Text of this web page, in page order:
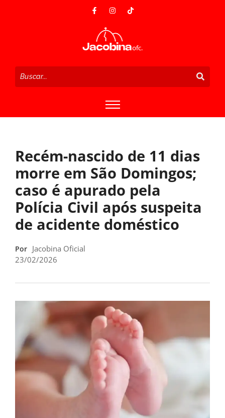
Recém-nascido de 11 dias
morre em São Domingos;
caso é apurado pela
Polícia Civil após suspeita
de acidente doméstico
Por Jacobina Oficial
23/02/2026